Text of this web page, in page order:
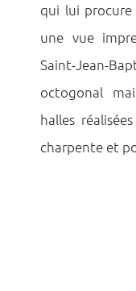
qui lui
une vue
Saint-Jean-
octogonal
halles
charpente et